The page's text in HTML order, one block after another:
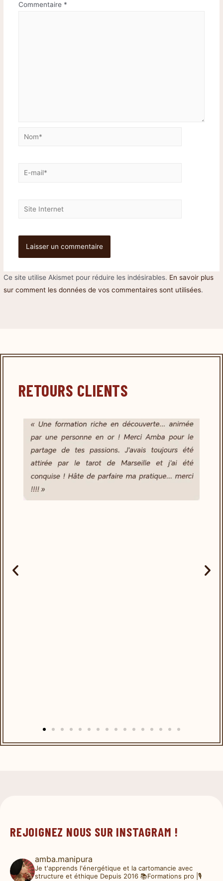
Commentaire *
Ce site utilise Akismet pour réduire les indésirables. En savoir plus
sur comment les données de vos commentaires sont utilisées.
RETOURS CLIENTS
REJOIGNEZ NOUS SUR INSTAGRAM !
amba.manipura
Je t'apprends l'énergétique et la cartomancie avec
structure et éthique Depuis 2016 📚Formations pro |🎙️